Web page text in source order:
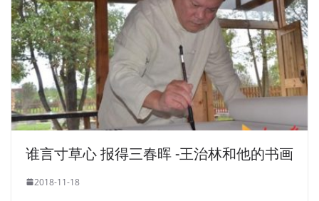
谁言寸草心 报得三春晖 -王治林和他的书画
2018-11-18